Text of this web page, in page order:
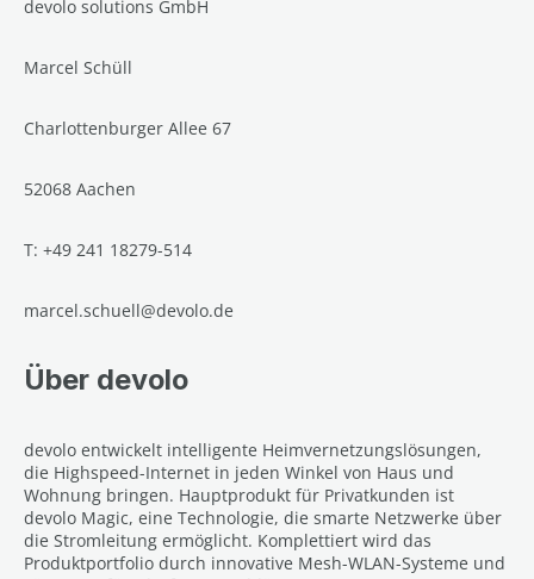
devolo solutions GmbH
Marcel Schüll
Charlottenburger Allee 67
52068 Aachen
T: +49 241 18279-514
marcel.schuell@devolo.de
Über devolo
devolo entwickelt intelligente Heimvernetzungslösungen,
die Highspeed-Internet in jeden Winkel von Haus und
Wohnung bringen. Hauptprodukt für Privatkunden ist
devolo Magic, eine Technologie, die smarte Netzwerke über
die Stromleitung ermöglicht. Komplettiert wird das
Produktportfolio durch innovative Mesh-WLAN-Systeme und